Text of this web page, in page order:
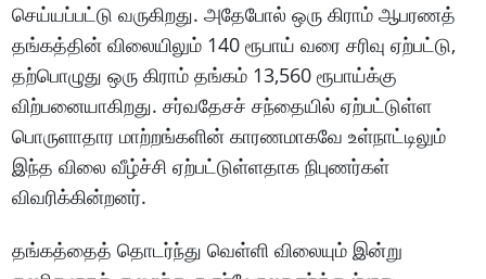
செய்யப்பட்டு வருகிறது. அதேபோல் ஒரு கிராம் ஆபரணத்
தங்கத்தின் விலையிலும் 140 ரூபாய் வரை சரிவு ஏற்பட்டு,
தற்பொழுது ஒரு கிராம் தங்கம் 13,560 ரூபாய்க்கு
விற்பனையாகிறது. சர்வதேசச் சந்தையில் ஏற்பட்டுள்ள
பொருளாதார மாற்றங்களின் காரணமாகவே உள்நாட்டிலும்
இந்த விலை வீழ்ச்சி ஏற்பட்டுள்ளதாக நிபுணர்கள்
விவரிக்கின்றனர்.
தங்கத்தைத் தொடர்ந்து வெள்ளி விலையும் இன்று